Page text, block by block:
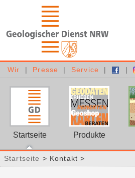
Wir | Presse | Service | |
Startseite Produkte
Startseite > Kontakt >